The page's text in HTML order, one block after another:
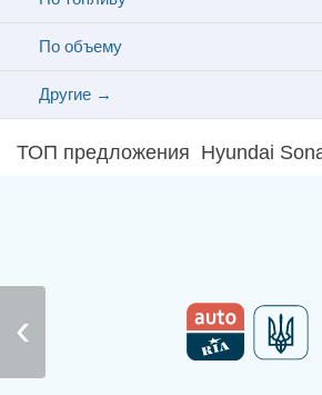
По объему
Другие →
ТОП предложения Hyundai